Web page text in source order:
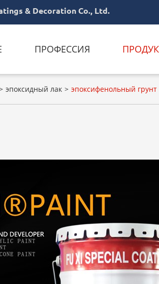
& Decoration Co., Ltd.
ПРОФЕССИЯ
эпоксидный лак эпоксифенольный грунт